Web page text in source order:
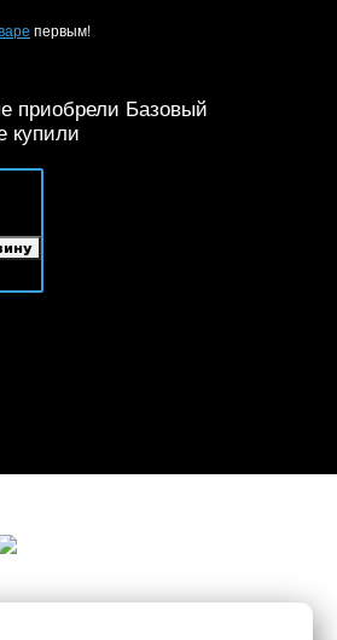
первым!
приобрели Базовый
купили